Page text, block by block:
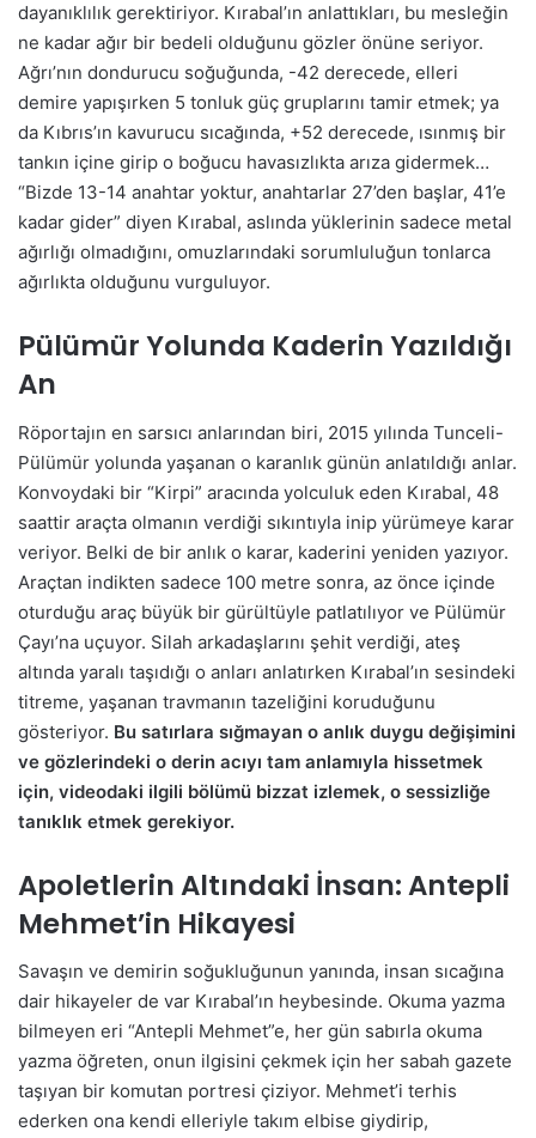
dayanıklılık gerektiriyor. Kırabal’ın anlattıkları, bu mesleğin
ne kadar ağır bir bedeli olduğunu gözler önüne seriyor.
Ağrı’nın dondurucu soğuğunda, -42 derecede, elleri
demire yapışırken 5 tonluk güç gruplarını tamir etmek; ya
da Kıbrıs’ın kavurucu sıcağında, +52 derecede, ısınmış bir
tankın içine girip o boğucu havasızlıkta arıza gidermek…
“Bizde 13-14 anahtar yoktur, anahtarlar 27’den başlar, 41’e
kadar gider” diyen Kırabal, aslında yüklerinin sadece metal
ağırlığı olmadığını, omuzlarındaki sorumluluğun tonlarca
ağırlıkta olduğunu vurguluyor.
Pülümür Yolunda Kaderin Yazıldığı
An
Röportajın en sarsıcı anlarından biri, 2015 yılında Tunceli-
Pülümür yolunda yaşanan o karanlık günün anlatıldığı anlar.
Konvoydaki bir “Kirpi” aracında yolculuk eden Kırabal, 48
saattir araçta olmanın verdiği sıkıntıyla inip yürümeye karar
veriyor. Belki de bir anlık o karar, kaderini yeniden yazıyor.
Araçtan indikten sadece 100 metre sonra, az önce içinde
oturduğu araç büyük bir gürültüyle patlatılıyor ve Pülümür
Çayı’na uçuyor. Silah arkadaşlarını şehit verdiği, ateş
altında yaralı taşıdığı o anları anlatırken Kırabal’ın sesindeki
titreme, yaşanan travmanın tazeliğini koruduğunu
gösteriyor. Bu satırlara sığmayan o anlık duygu değişimini
ve gözlerindeki o derin acıyı tam anlamıyla hissetmek
için, videodaki ilgili bölümü bizzat izlemek, o sessizliğe
tanıklık etmek gerekiyor.
Apoletlerin Altındaki İnsan: Antepli
Mehmet’in Hikayesi
Savaşın ve demirin soğukluğunun yanında, insan sıcağına
dair hikayeler de var Kırabal’ın heybesinde. Okuma yazma
bilmeyen eri “Antepli Mehmet”e, her gün sabırla okuma
yazma öğreten, onun ilgisini çekmek için her sabah gazete
taşıyan bir komutan portresi çiziyor. Mehmet’i terhis
ederken ona kendi elleriyle takım elbise giydirip,